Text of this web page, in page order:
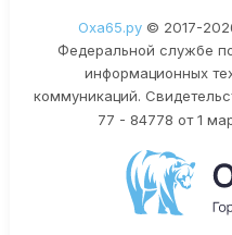
Оха65.ру© 2017-
Федеральной службе
информационных
коммуникаций.
77 - 84778 от 1